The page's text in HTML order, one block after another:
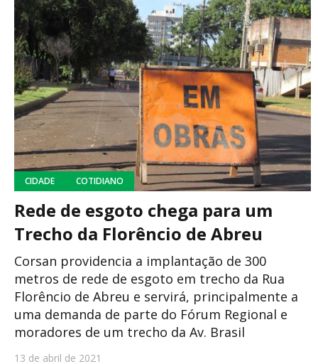
CIDADE COTIDIANO
Rede de esgoto chega para um
Trecho da Florêncio de Abreu
Corsan providencia a implantação de 300
metros de rede de esgoto em trecho da Rua
Florêncio de Abreu e servirá, principalmente a
uma demanda de parte do Fórum Regional e
moradores de um trecho da Av. Brasil
13 de abril de 2021